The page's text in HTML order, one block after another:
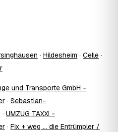
zugelassene Höfe und
aus —
anwesend sein?
vor Ort; den genauen
— stimmen Sie
· Hildesheim · Celle ·
und Transporte GmbH -
· Sebastian-
· UMZUG TAXXI -
· Fix + weg ... die Entrümpler /